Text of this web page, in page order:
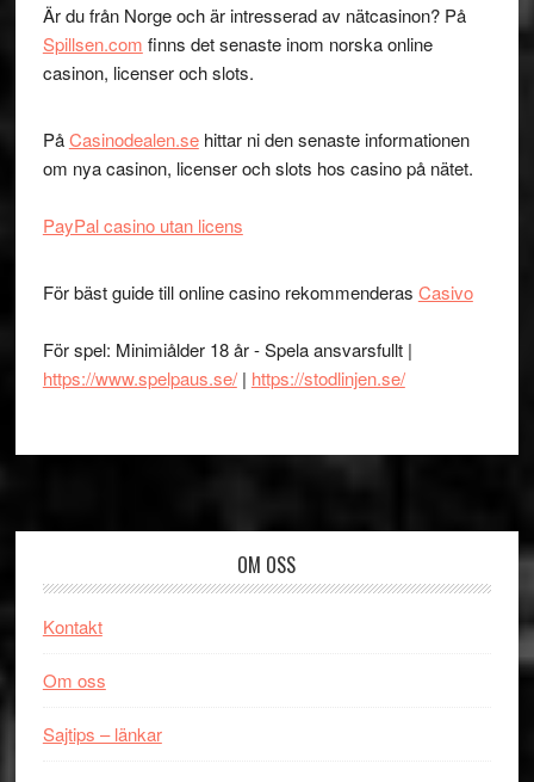
Är du från Norge och är intresserad av nätcasinon? På
Spillsen.com finns det senaste inom norska online
casinon, licenser och slots.
PåCasinodealen.sehittar ni den senaste informationen
om nya casinon, licenser och slots hos casino på nätet.
PayPal casino utan licens
För bäst guide till online casino rekommenderas Casivo
För spel: Minimiålder 18 år - Spela ansvarsfullt |
https://www.spelpaus.se/| https://stodlinjen.se/
OM OSS
Kontakt
Om oss
Sajtips – länkar